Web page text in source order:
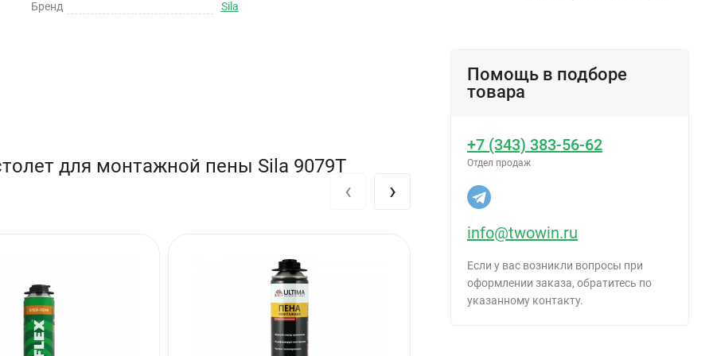
для работы в труднодоступных местах.
под давлением воды 8 атмосфер пистолет надежен в эксплуатации на
Бренд Sila
для монтажной пены Sila 9079T
‹ ›
Помощь в подборе
товара
+7 (343) 383-56-62
Отдел продаж
info@twowin.ru
Если у вас возникли вопросы при
оформлении заказа, обратитесь по
указанному контакту.